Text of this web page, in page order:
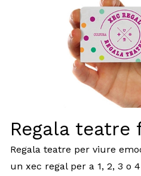
Regala teatre
Regala teatre per viure
un xec regal per a 1, 2, 3 o